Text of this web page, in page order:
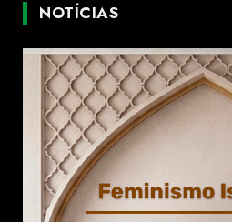
NOTÍCIAS